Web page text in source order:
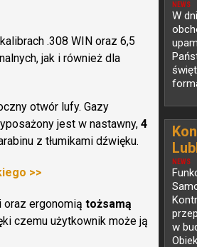
.308 WIN oraz 6,5
jak i również dla
otwór lufy. Gazy
jest w nastawny, 4
z tłumikami dźwięku.
>>
oraz ergonomią tożsamą
czemu użytkownik może ją
NEWS
W
NEWS
w